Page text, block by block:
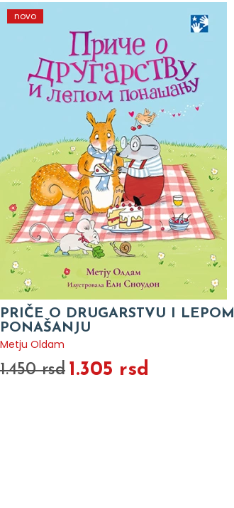
novo
PRIČE O DRUGARSTVU I LEPOM
PONAŠANJU
Metju Oldam
1.450 rsd 1.305 rsd